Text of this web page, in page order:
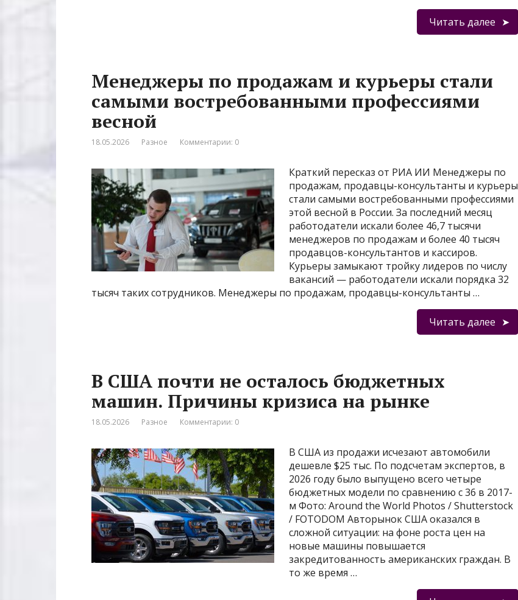
Читать далее
Менеджеры по продажам и курьеры стали
самыми востребованными профессиями
весной
18.05.2026 Разное Комментарии: 0
Краткий пересказ от РИА ИИ Менеджеры по
продажам, продавцы-консультанты и курьеры
стали самыми востребованными профессиями
этой весной в России. За последний месяц
работодатели искали более 46,7 тысячи
менеджеров по продажам и более 40 тысяч
продавцов-консультантов и кассиров.
Курьеры замыкают тройку лидеров по числу
вакансий — работодатели искали порядка 32
тысяч таких сотрудников. Менеджеры по продажам, продавцы-консультанты …
Читать далее
В США почти не осталось бюджетных
машин. Причины кризиса на рынке
18.05.2026 Разное Комментарии: 0
В США из продажи исчезают автомобили
дешевле $25 тыс. По подсчетам экспертов, в
2026 году было выпущено всего четыре
бюджетных модели по сравнению с 36 в 2017-
м Фото: Around the World Photos / Shutterstock
/ FOTODOM Авторынок США оказался в
сложной ситуации: на фоне роста цен на
новые машины повышается
закредитованность американских граждан. В
то же время …